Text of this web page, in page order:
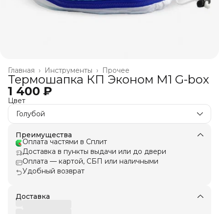
Прочее
Инструменты ›
Главная ›
Термошапка КП Эконом M1 G-box
1 400 ₽
Цвет
Голубой
Преимущества
Оплата частями в Сплит
Доставка в пункты выдачи или до двери
Оплата — картой, СБП или наличными
Удобный возврат
Доставка